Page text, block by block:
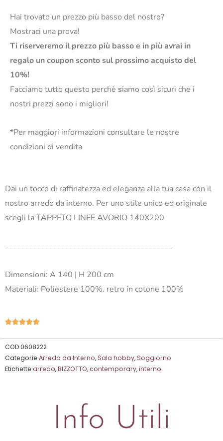
Hai trovato un prezzo più basso del nostro?
Mostraci una prova!
Ti riserveremo il prezzo più basso e in più avrai in
regalo un coupon sconto sul prossimo acquisto del
10%!
Facciamo tutto questo perchè siamo così sicuri che i
nostri prezzi sono i migliori!
*Per maggiori informazioni consultare le nostre
condizioni di vendita
Dai un tocco di raffinatezza ed eleganza alla tua casa con il
nostro arredo da interno. Per uno stile unico ed originale
scegli la TAPPETO LINEE AVORIO 140X200
__________________________________________
Dimensioni: A 140 | H 200 cm
Materiali: Poliestere 100%. retro in cotone 100%
Valutazione
su
5
COD0608222
Categorie Arredo da Interno,Sala hobby,Soggiorno
Etichette arredo,BIZZOTTO,contemporary,interno
Info Utili